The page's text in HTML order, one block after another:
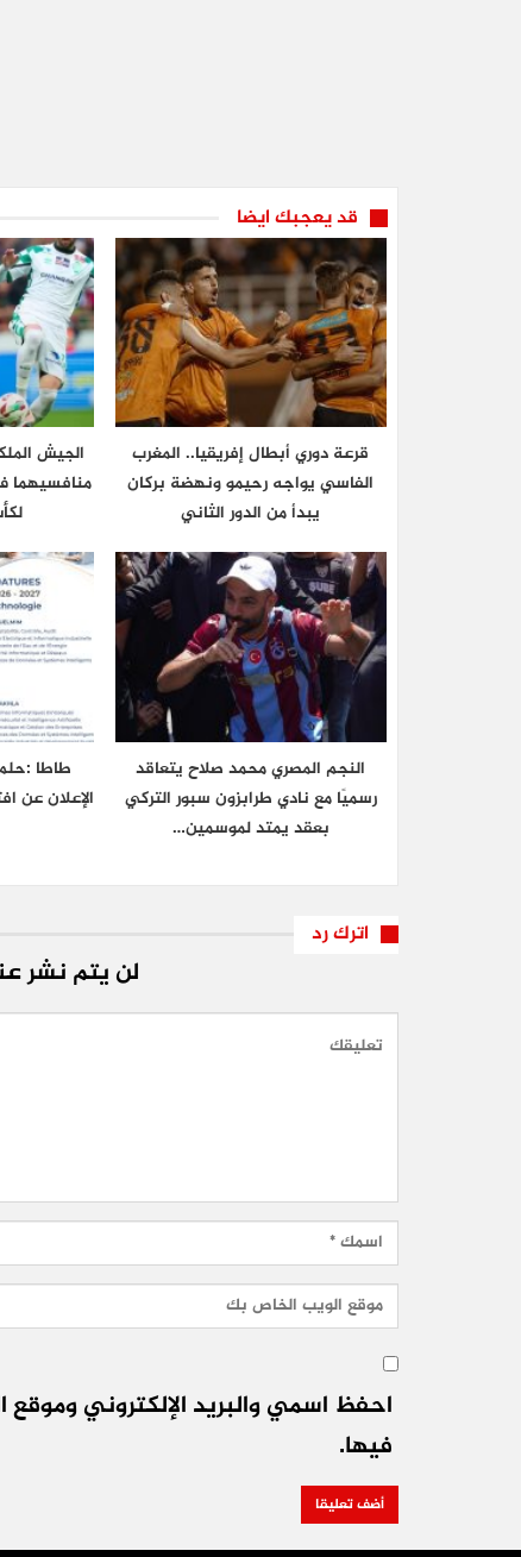
قد يعجبك ايضا
قرعة دوري أبطال إفريقيا.. المغرب
الفاسي يواجه رحيمو ونهضة بركان
يبدأ من الدور الثاني
الجيش
منافسيهما
النجم المصري محمد صلاح يتعاقد
رسميًا مع نادي طرابزون سبور التركي
بعقد يمتد لموسمين…
طاطا
الإعلان عن
اترك رد
لن يتم نشر
احفظ اسمي والبريد الإلكتروني
فيها.